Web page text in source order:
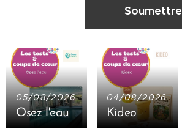
Soumettre
05/08/2026
Osez l'eau
04/08/2026
Kideo